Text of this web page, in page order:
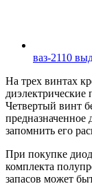
ваз-2110
На трех винтах
диэлектрические
Четвертый винт
предназначенное
запомнить его
При покупке
комплекта
запасов может